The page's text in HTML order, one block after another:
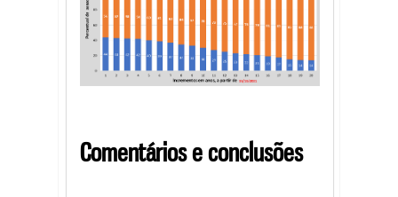
Comentários e conclusões